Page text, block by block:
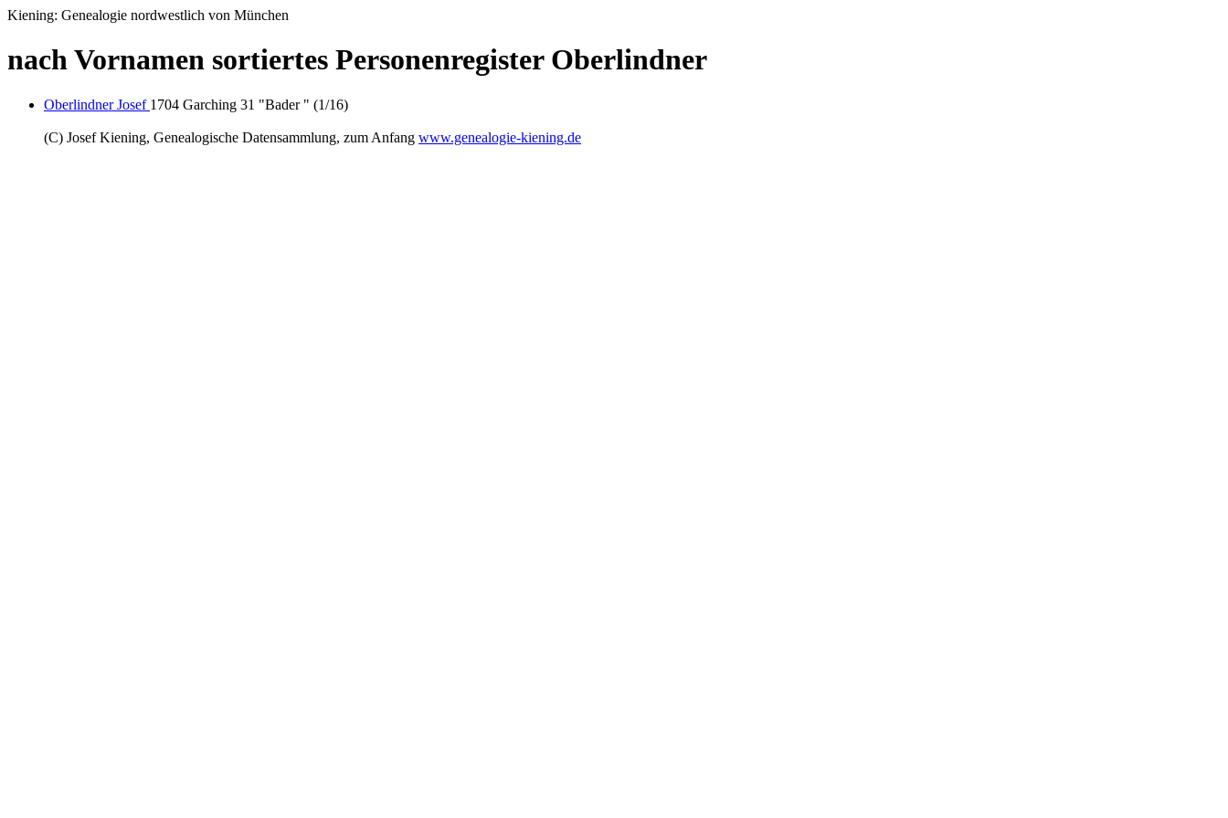
Kiening: Genealogie nordwestlich von München
nach Vornamen sortiertes Personenregister Oberlindner
Oberlindner Josef 1704 Garching 31 "Bader " (1/16)
(C) Josef Kiening, Genealogische Datensammlung, zum Anfang www.genealogie-kiening.de